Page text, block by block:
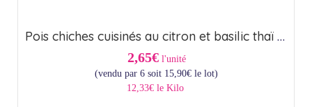
Pois chiches cuisinés au citron et basilic thaï – Origine France (37cl)
2,65€ l'unité
(vendu par 6 soit 15,90€le lot)
12,33€ le Kilo